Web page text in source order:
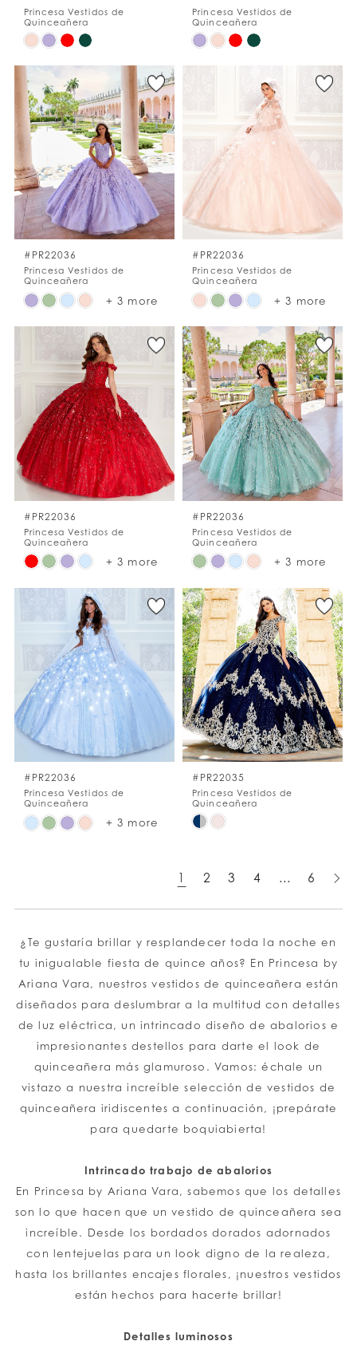
Princesa Vestidos de
Quinceañera
Skip
List
#efc0dd0416
to
end
Princesa Vestidos de
Quinceañera
Skip
#528343ce93
#PR22036
Princesa Vestidos de
Quinceañera
Skip
#6ef4f20b78
+ 3 more
#PR22036
Princesa Vestidos de
Quinceañera
Skip
List
#79580faf6b
to
end
+ 3 more
#PR22036
Princesa Vestidos de
Quinceañera
Skip
#5c89eb89ad
+ 3 more
#PR22036
Princesa Vestidos de
Quinceañera
Skip
List
#9efc264035
to
end
+ 3 more
#PR22036
Princesa Vestidos de
Quinceañera
Skip
+ 3 more
#PR22035
Princesa Vestidos de
Quinceañera
Skip
#82872da944
1 2 3 4 ... 6
¿Te gustaría brillar y resplandecer toda la noche en
tu inigualable fiesta de quince años? En Princesa by
Ariana Vara, nuestros vestidos de quinceañera están
diseñados para deslumbrar a la multitud con detalles
de luz eléctrica, un intrincado diseño de abalorios e
impresionantes destellos para darte el look de
quinceañera más glamuroso. Vamos: échale un
vistazo a nuestra increíble selección de vestidos de
quinceañera iridiscentes a continuación, ¡prepárate
para quedarte boquiabierta!
Intrincado trabajo de abalorios
En Princesa by Ariana Vara, sabemos que los detalles
son lo que hacen que un vestido de quinceañera sea
increíble. Desde los bordados dorados adornados
con lentejuelas para un look digno de la realeza,
hasta los brillantes encajes florales, ¡nuestros vestidos
están hechos para hacerte brillar!
Detalles luminosos